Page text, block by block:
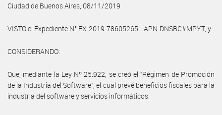
Ciudad de Buenos Aires, 08/11/2019
VISTO el Expediente N° EX-2019-78605265- -APN-DNSBC#MPYT, y
CONSIDERANDO:
Que, mediante la Ley Nº 25.922, se creó el “Régimen de Promoción
de la Industria del Software”, el cual prevé beneficios fiscales para la
industria del software y servicios informáticos.